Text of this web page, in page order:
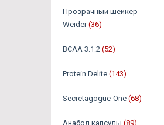
Прозрачный шейкер
Weider (36)
BCAA 3:1:2 (52)
Protein Delite (143)
Secretagogue-One (68)
Анабол капсулы (89)